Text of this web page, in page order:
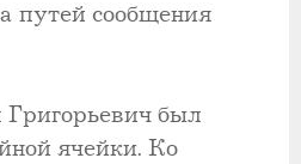
путей сообщения
был
ячейки. Ко